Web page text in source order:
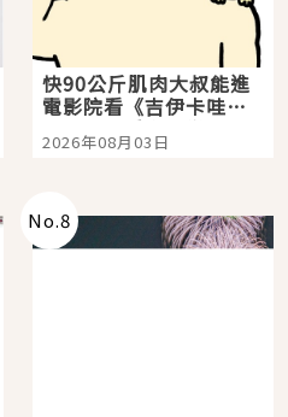
快90公斤肌肉大叔能進
電影院看《吉伊卡哇》
嗎？日本重金屬樂團
「打首」會長與nagano
2026年08月03日
No.8